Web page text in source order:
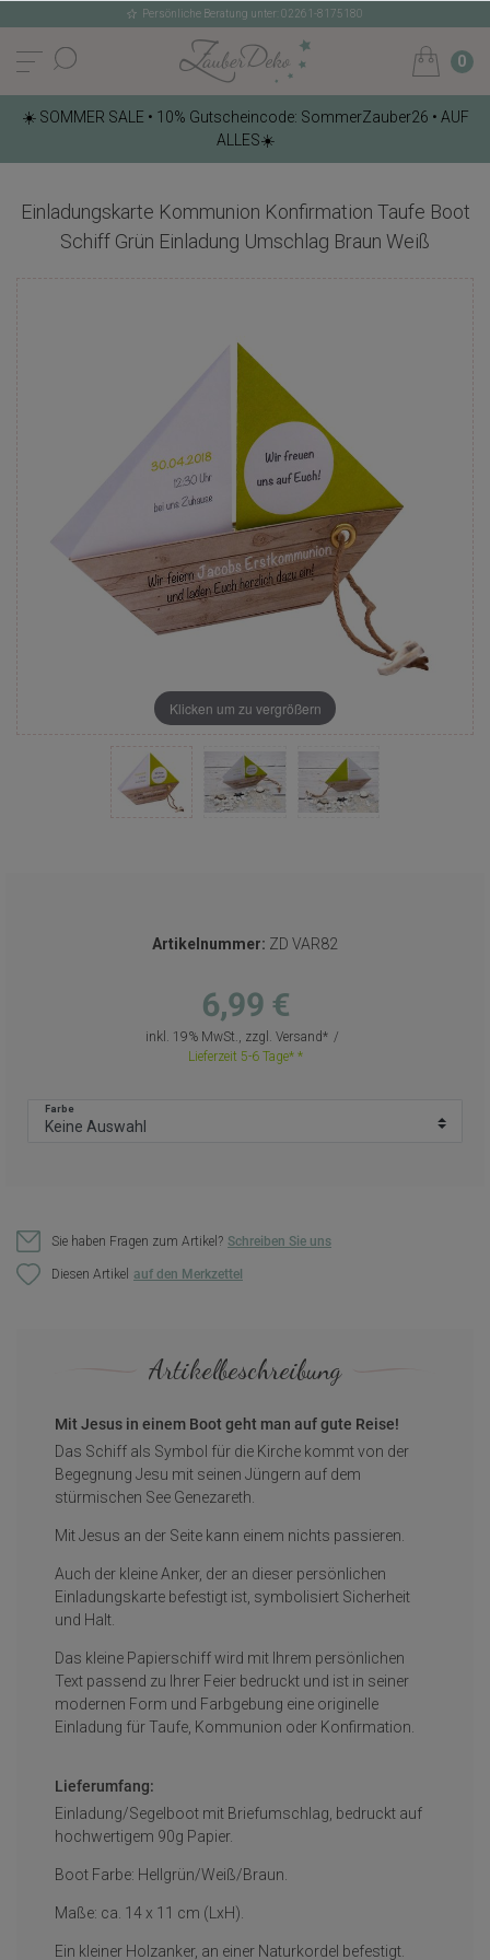
Persönliche Beratung unter: 02261-8175180
0
☀️ SOMMER SALE • 10% Gutscheincode: SommerZauber26 • AUF
ALLES☀️
Einladungskarte Kommunion Konfirmation Taufe Boot
Schiff Grün Einladung Umschlag Braun Weiß
Klicken um zu vergrößern
Artikelnummer: ZD VAR82
6,99 €
inkl. 19% MwSt., zzgl. Versand
Lieferzeit 5-6 Tage*
Farbe
Sie haben Fragen zum Artikel? Schreiben Sie uns
Diesen Artikel
Artikelbeschreibung
Mit Jesus in einem Boot geht man auf gute Reise!
Das Schiff als Symbol für die Kirche kommt von der
Begegnung Jesu mit seinen Jüngern auf dem
stürmischen See Genezareth.
Mit Jesus an der Seite kann einem nichts passieren.
Auch der kleine Anker, der an dieser persönlichen
Einladungskarte befestigt ist, symbolisiert Sicherheit
und Halt.
Das kleine Papierschiff wird mit Ihrem persönlichen
Text passend zu Ihrer Feier bedruckt und ist in seiner
modernen Form und Farbgebung eine originelle
Einladung für Taufe, Kommunion oder Konfirmation.
Lieferumfang:
Einladung/Segelboot mit Briefumschlag, bedruckt auf
hochwertigem 90g Papier.
Boot Farbe: Hellgrün/Weiß/Braun.
Maße: ca. 14 x 11 cm (LxH).
Ein kleiner Holzanker, an einer Naturkordel befestigt.